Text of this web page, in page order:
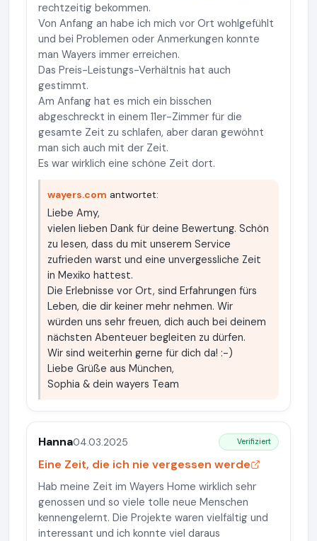
rechtzeitig bekommen.
Von Anfang an habe ich mich vor Ort wohlgefühlt
und bei Problemen oder Anmerkungen konnte
man Wayers immer erreichen.
Das Preis-Leistungs-Verhältnis hat auch
gestimmt.
Am Anfang hat es mich ein bisschen
abgeschreckt in einem 11er-Zimmer für die
gesamte Zeit zu schlafen, aber daran gewöhnt
man sich auch mit der Zeit.
Es war wirklich eine schöne Zeit dort.
wayers.com antwortet:
Liebe Amy,
vielen lieben Dank für deine Bewertung. Schön
zu lesen, dass du mit unserem Service
zufrieden warst und eine unvergessliche Zeit
in Mexiko hattest.
Die Erlebnisse vor Ort, sind Erfahrungen fürs
Leben, die dir keiner mehr nehmen. Wir
würden uns sehr freuen, dich auch bei deinem
nächsten Abenteuer begleiten zu dürfen.
Wir sind weiterhin gerne für dich da! :-)
Liebe Grüße aus München,
Sophia & dein wayers Team
Hanna04.03.2025 Verifiziert
Eine Zeit, die ich nie vergessen werde
Hab meine Zeit im Wayers Home wirklich sehr
genossen und so viele tolle neue Menschen
kennengelernt. Die Projekte waren vielfältig und
interessant und ich konnte viel daraus